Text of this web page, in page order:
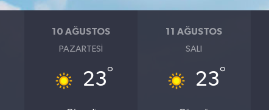
10 AĞUSTOS
PAZARTESI
23°
11 AĞUSTOS
SALI
23°